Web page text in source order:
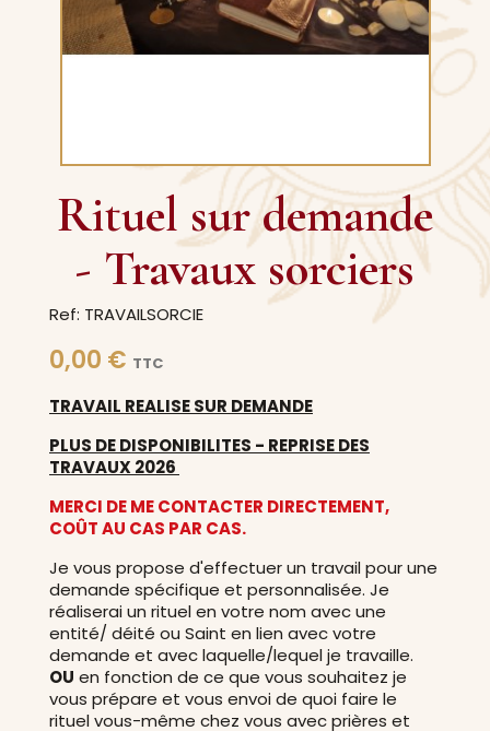
Rituel sur demande
- Travaux sorciers
Ref: TRAVAILSORCIE
0,00 € TTC
TRAVAIL REALISE SUR DEMANDE
PLUS DE DISPONIBILITES - REPRISE DES
TRAVAUX 2026
MERCI DE ME CONTACTER DIRECTEMENT,
COÛT AU CAS PAR CAS.
Je vous propose d'effectuer un travail pour une
demande spécifique et personnalisée. Je
réaliserai un rituel en votre nom avec une
entité/ déité ou Saint en lien avec votre
demande et avec laquelle/lequel je travaille.
OU en fonction de ce que vous souhaitez je
vous prépare et vous envoi de quoi faire le
rituel vous-même chez vous avec prières et